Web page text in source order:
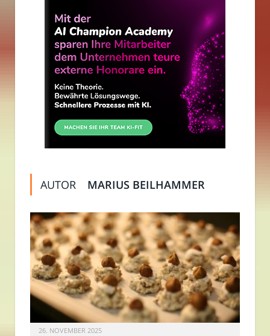
AUTOR MARIUS BEILHAMMER
26. NOVEMBER 2025